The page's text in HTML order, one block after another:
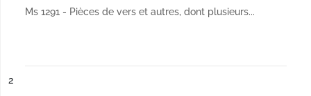
Ms 1291 - Pièces de vers et autres, dont plusieurs...
n°
2